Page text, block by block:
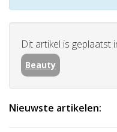
Dit artikel is geplaatst
Beauty
Nieuwste artikelen: